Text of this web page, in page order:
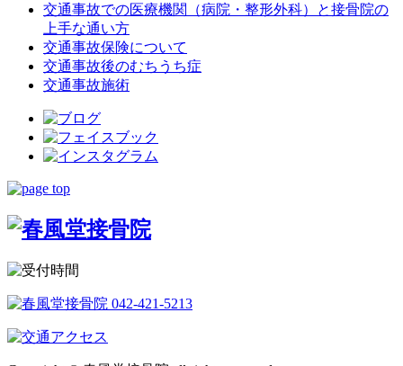
交通事故での医療機関（病院・整形外科）と接骨院の
上手な通い方
交通事故保険について
交通事故後のむちうち症
交通事故施術